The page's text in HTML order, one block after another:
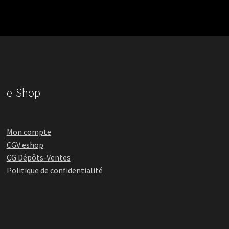
e-Shop
Mon compte
CGV eshop
CG Dépôts-Ventes
Politique de confidentialité